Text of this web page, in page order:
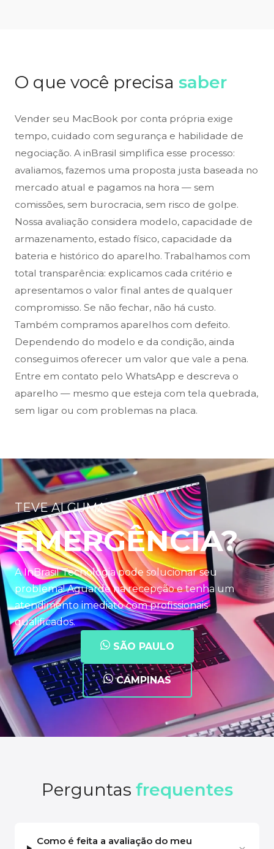
O que você precisa saber
Vender seu MacBook por conta própria exige
tempo, cuidado com segurança e habilidade de
negociação. A inBrasil simplifica esse processo:
avaliamos, fazemos uma proposta justa baseada no
mercado atual e pagamos na hora — sem
comissões, sem burocracia, sem risco de golpe.
Nossa avaliação considera modelo, capacidade de
armazenamento, estado físico, capacidade da
bateria e histórico do aparelho. Trabalhamos com
total transparência: explicamos cada critério e
apresentamos o valor final antes de qualquer
compromisso. Se não fechar, não há custo.
Também compramos aparelhos com defeito.
Dependendo do modelo e da condição, ainda
conseguimos oferecer um valor que vale a pena.
Entre em contato pelo WhatsApp e descreva o
aparelho — mesmo que esteja com tela quebrada,
sem ligar ou com problemas na placa.
TEVE ALGUMA
EMERGÊNCIA?
A InBrasil Tecnologia pode solucionar seu
problema! Aguarde na recepção e tenha um
atendimento imediato com profissionais
qualificados.
SÃO PAULO
CAMPINAS
Perguntas frequentes
Como é feita a avaliação do meu